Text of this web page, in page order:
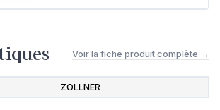
Voir la fiche produit complète →
ZOLLNER